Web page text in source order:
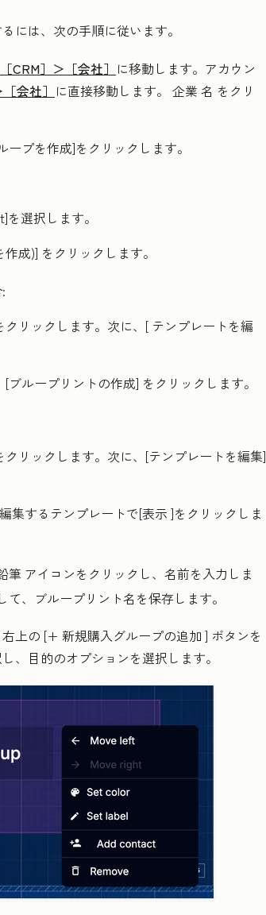
には、次の手順に従います。
［CRM］＞ ［会社］ に移動します。アカウン
［会社］ に直接移動します。 企業 名 をクリ
ープを作成]をクリックします。
]を選択します。
作成)] をクリックします。
クリックします。次に、[ テンプレートを編
[ブループリントの作成] をクリックします。
クリックします。次に、[テンプレートを編集]
集するテンプレートで[表示 ]をクリックしま
筆 アイコンをクリックし、 名前を入力しま
て、ブループリント名を保存します。
上の [+ 新規購入グループの追加 ] ボタンを
、目的のオプションを選択します。